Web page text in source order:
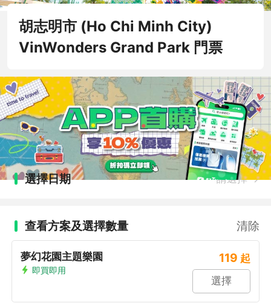
胡志明市 (Ho Chi Minh City)
VinWonders Grand Park 門票
選擇日期 請選擇
查看方案及選擇數量 清除
夢幻花園主題樂園
即買即用
119 起
選擇